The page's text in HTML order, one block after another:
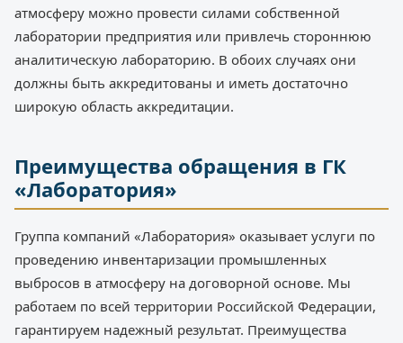
атмосферу можно провести силами собственной
лаборатории предприятия или привлечь стороннюю
аналитическую лабораторию. В обоих случаях они
должны быть аккредитованы и иметь достаточно
широкую область аккредитации.
Преимущества обращения в ГК
«Лаборатория»
Группа компаний «Лаборатория» оказывает услуги по
проведению инвентаризации промышленных
выбросов в атмосферу на договорной основе. Мы
работаем по всей территории Российской Федерации,
гарантируем надежный результат. Преимущества